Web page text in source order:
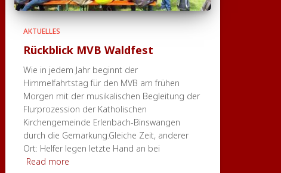
AKTUELLES
Rückblick MVB Waldfest
Wie in jedem Jahr beginnt der
Himmelfahrtstag für den MVB am frühen
Morgen mit der musikalischen Begleitung der
Flurprozession der Katholischen
Kirchengemeinde Erlenbach-Binswangen
durch die Gemarkung.Gleiche Zeit, anderer
Ort: Helfer legen letzte Hand an bei
Read more